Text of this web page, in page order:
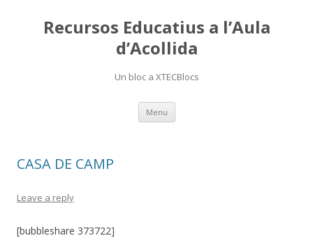
Recursos Educatius a l’Aula
d’Acollida
Un bloc a XTECBlocs
Menu Skip
content
CASA DE CAMP
Leave a reply
[bubbleshare 373722]